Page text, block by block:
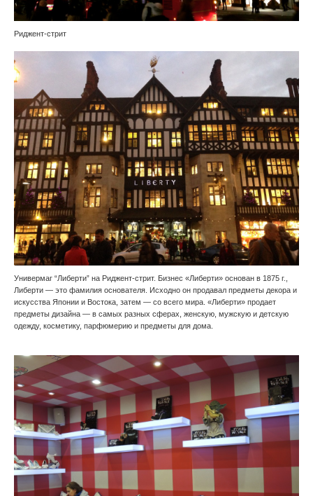
Риджент-стрит
Универмаг “Либерти” на Риджент-стрит. Бизнес «Либерти» основан в 1875 г.,
Либерти — это фамилия основателя. Исходно он продавал предметы декора и
искусства Японии и Востока, затем — со всего мира. «Либерти» продает
предметы дизайна — в самых разных сферах, женскую, мужскую и детскую
одежду, косметику, парфюмерию и предметы для дома.